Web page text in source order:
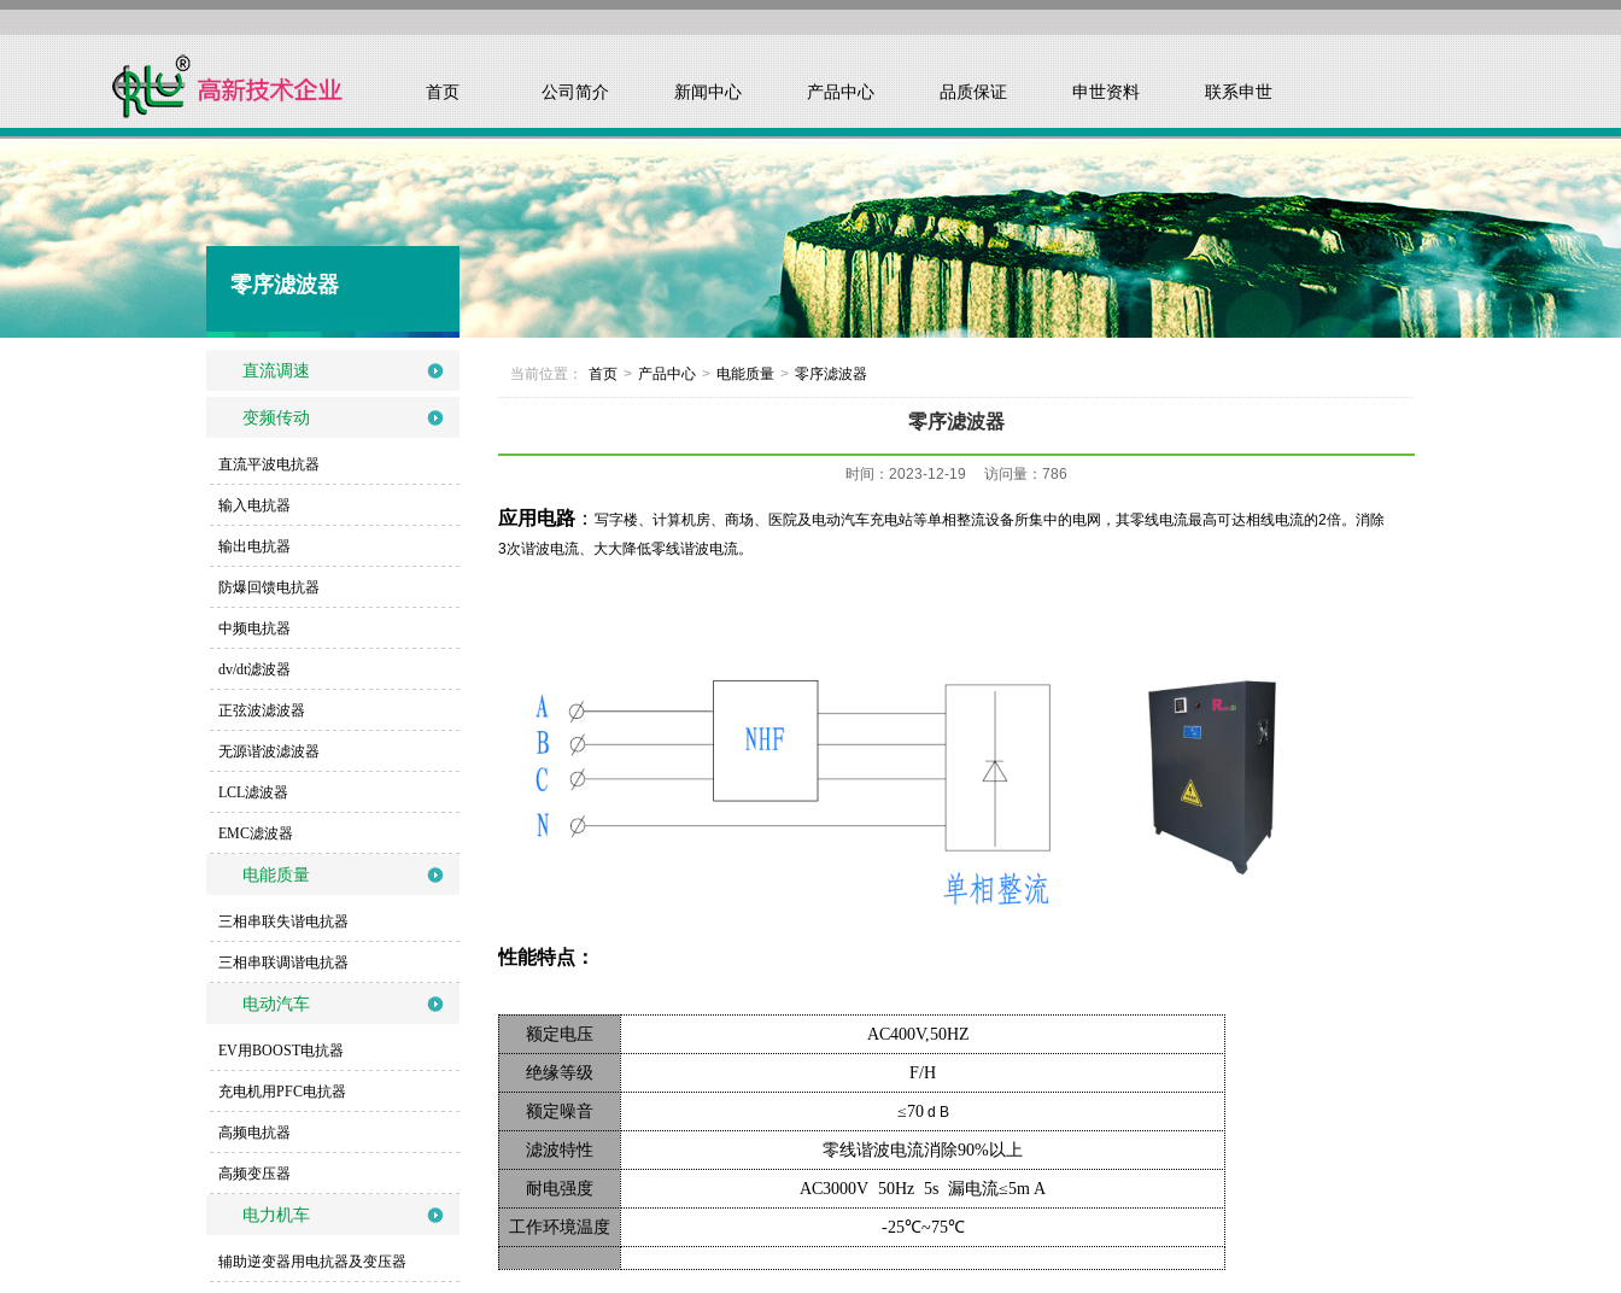
首页 公司简介 新闻中心 产品中心 品质保证 申世资料 联系申世
零序滤波器
直流调速
变频传动
直流平波电抗器
输入电抗器
输出电抗器
防爆回馈电抗器
中频电抗器
dv/dt滤波器
正弦波滤波器
无源谐波滤波器
LCL滤波器
EMC滤波器
电能质量
三相串联失谐电抗器
三相串联调谐电抗器
电动汽车
EV用BOOST电抗器
充电机用PFC电抗器
高频电抗器
高频变压器
电力机车
辅助逆变器用电抗器及变压器
当前位置： 首页 > 产品中心 > 电能质量 > 零序滤波器
零序滤波器
时间：2023-12-19 访问量：786
应用电路 ： 写字楼、计算机房、商场、医院及电动汽车充电站等单相整流设备所集中的电网，其零线电流最高可达相线电流的2倍。消除
3次谐波电流、大大降低零线谐波电流。
性能特点：
额定电压 AC400V,50HZ
绝缘等级 F/H
额定噪音 ≤70d B
滤波特性 零线谐波电流消除90%以上
耐电强度 AC3000V 50Hz 5s 漏电流≤5m A
工作环境温度 -25℃~75℃